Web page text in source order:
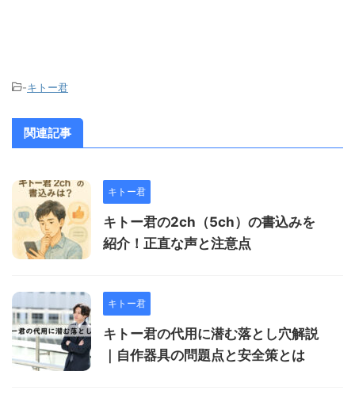
-キトー君
関連記事
キトー君
キトー君の2ch（5ch）の書込みを
紹介！正直な声と注意点
キトー君
キトー君の代用に潜む落とし穴解説
｜自作器具の問題点と安全策とは